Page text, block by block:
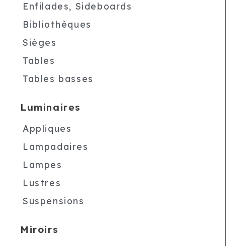
Enfilades, Sideboards
Bibliothèques
Sièges
Tables
Tables basses
Luminaires
Appliques
Lampadaires
Lampes
Lustres
Suspensions
Miroirs